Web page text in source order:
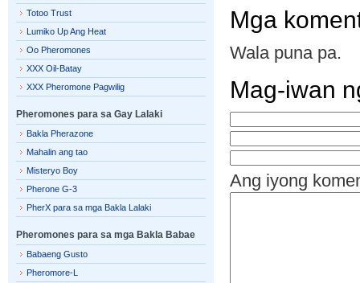
Mga
Wala puna pa.
Mag-iwan
Ang iyong
Totoo Trust
Lumiko Up Ang Heat
Oo Pheromones
XXX Oil-Batay
XXX Pheromone Pagwilig
Pheromones para sa Gay Lalaki
Bakla Pherazone
Mahalin ang tao
Misteryo Boy
Pherone G-3
PherX para sa mga Bakla Lalaki
Pheromones para sa mga Bakla Babae
Babaeng Gusto
Pheromore-L